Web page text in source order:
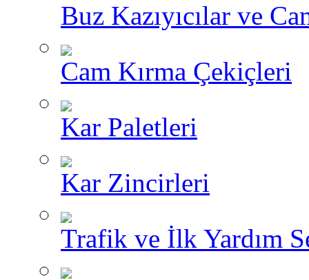
Buz Kazıyıcılar ve
Cam Kırma Çekiçleri
Kar Paletleri
Kar Zincirleri
Trafik ve İlk Yardım